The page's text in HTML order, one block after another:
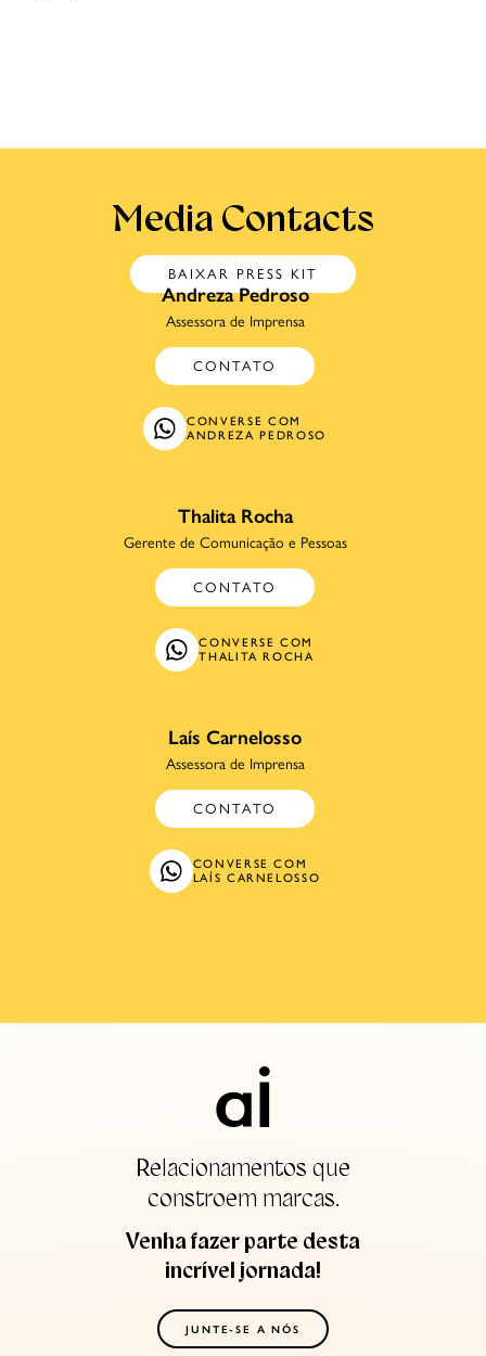
Media Contacts
BAIXAR PRESS KIT
Andreza Pedroso
Assessora de Imprensa
CONTATO
CONVERSE COM
ANDREZA PEDROSO
Thalita Rocha
Gerente de Comunicação e Pessoas
CONTATO
CONVERSE COM
THALITA ROCHA
Laís Carnelosso
Assessora de Imprensa
CONTATO
CONVERSE COM
LAÍS CARNELOSSO
Relacionamentos que
constroem marcas.
Venha fazer parte desta
incrível jornada!
JUNTE-SE A NÓS